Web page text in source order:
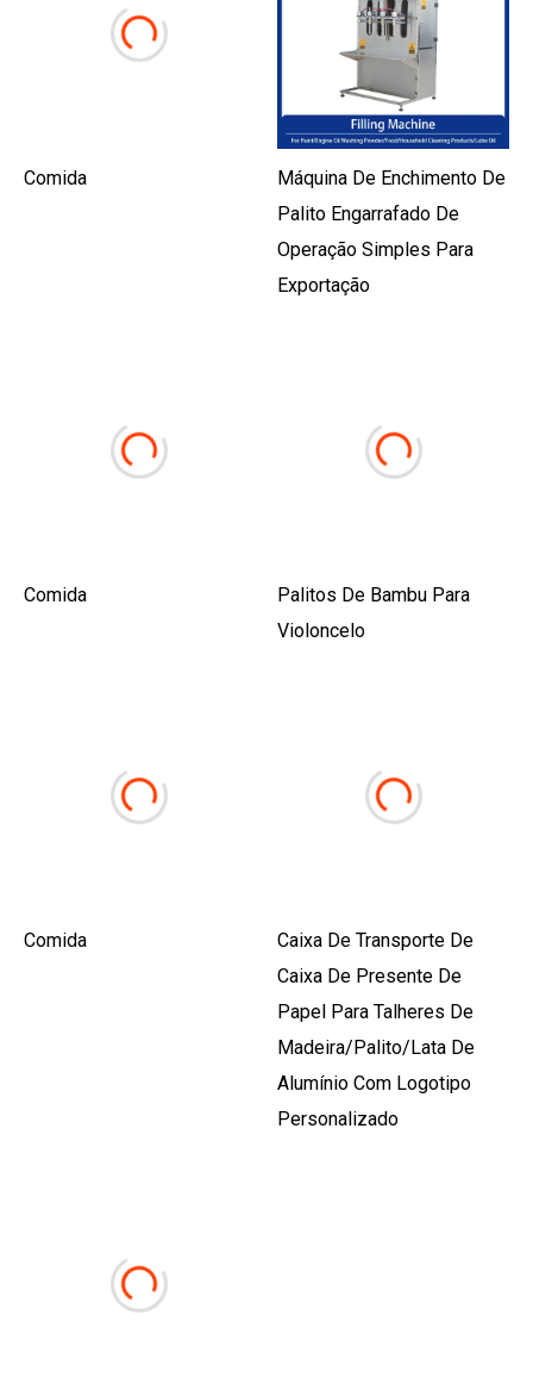
Comida
Máquina De Enchimento De
Palito Engarrafado De
Operação Simples Para
Exportação
Comida
Palitos De Bambu Para
Violoncelo
Comida
Caixa De Transporte De
Caixa De Presente De
Papel Para Talheres De
Madeira/palito/lata De
Alumínio Com Logotipo
Personalizado